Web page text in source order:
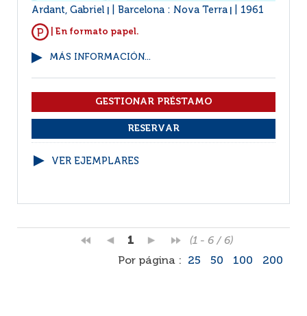
Ardant, Gabriel Barcelona : Nova Terra 1961
| En formato papel.
MÁS INFORMACIÓN...
VER EJEMPLARES
1
(1 - 6 / 6)
Por página :
25 50 100 200